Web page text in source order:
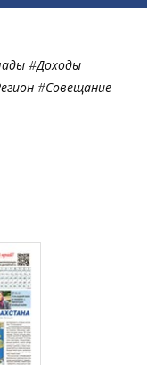
#Доходы
#Совещание